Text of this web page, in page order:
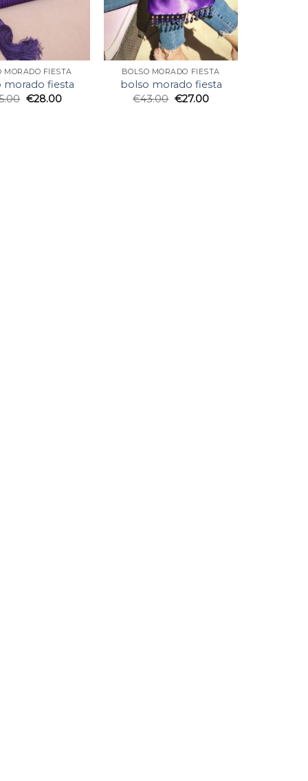
MORADO FIESTA
morado fiesta
€28.00
BOLSO MORADO FIESTA
bolso morado fiesta
€43.00 €27.00